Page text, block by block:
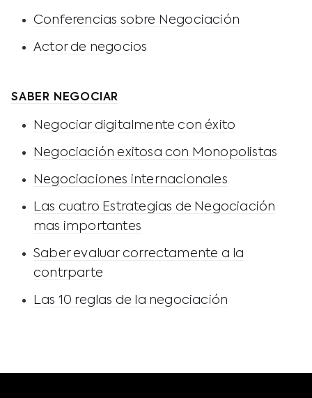
Conferencias sobre Negociación
Actor de negocios
SABER NEGOCIAR
Negociar digitalmente con éxito
Negociación exitosa con Monopolistas
Negociaciones internacionales
Las cuatro Estrategias de Negociación
mas importantes
Saber evaluar correctamente a la
contrparte
Las 10 reglas de la negociación